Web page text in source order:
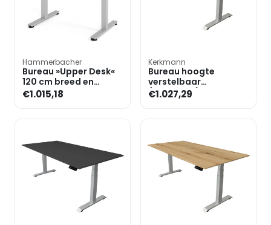
Hammerbacher
Bureau »Upper Desk«
120 cm breed en
elektrisch in hoogte
verstelbaar tot 128,5 c
€1.015,18
Kerkmann
Bureau hoogte
verstelbaar
(elektrisch) »Move 4«
200 cm T-poot
€1.027,29